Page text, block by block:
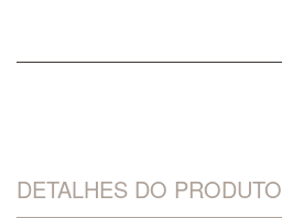
DETALHES DO PRODUTO